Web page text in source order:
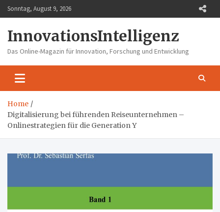
Skip
to
Sonntag, August 9, 2026
InnovationsIntelligenz
Das Online-Magazin für Innovation, Forschung und Entwicklung
Home
Digitalisierung bei führenden Reiseunternehmen –
Onlinestrategien für die Generation Y